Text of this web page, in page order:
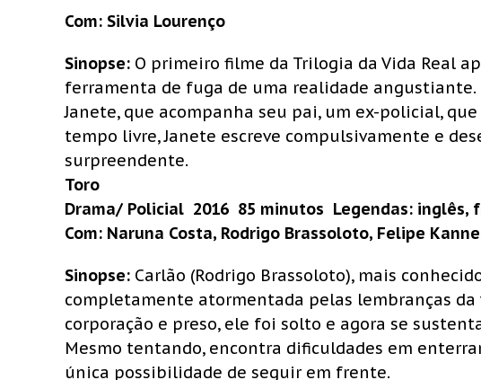
Com: Silvia Lourenço
Sinopse: O primeiro filme da Trilogia da Vida Real
ferramenta de fuga de uma realidade
Janete, que acompanha seu pai, um ex-policial,
tempo livre, Janete escreve compulsivamente e
surpreendente.
Toro
Drama/ Policial  2016  85 minutos  Legendas:
Com: Naruna Costa, Rodrigo Brassoloto, Felipe
Sinopse: Carlão (Rodrigo Brassoloto), mais
completamente atormentada pelas lembranças da
corporação e preso, ele foi solto e agora se
Mesmo tentando, encontra dificuldades em
única possibilidade de seguir em frente.